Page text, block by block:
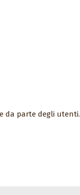
da parte degli utenti.